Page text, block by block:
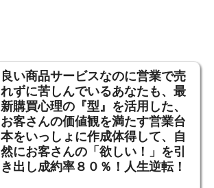
良い商品サービスなのに営業で売
れずに苦しんでいるあなたも、 最
新購買心理の『型』を活用した、
お客さんの価値観を満たす営業台
本をいっしょに作成体得して、 自
然にお客さんの「欲しい！」を引
き出し成約率８０％！人生逆転！